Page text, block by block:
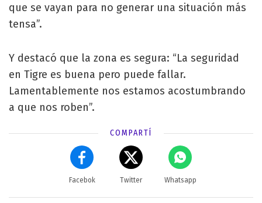
que se vayan para no generar una situación más
tensa”.
Y destacó que la zona es segura: “La seguridad
en Tigre es buena pero puede fallar.
Lamentablemente nos estamos acostumbrando
a que nos roben”.
COMPARTÍ
Facebok Twitter Whatsapp